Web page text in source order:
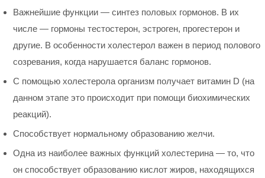
Важнейшие функции — синтез половых гормонов. В их
числе — гормоны тестостерон, эстроген, прогестерон и
другие. В особенности холестерол важен в период полового
созревания, когда нарушается баланс гормонов.
С помощью холестерола организм получает витамин D (на
данном этапе это происходит при помощи биохимических
реакций).
Способствует нормальному образованию желчи.
Одна из наиболее важных функций холестерина — то, что
он способствует образованию кислот жиров, находящихся